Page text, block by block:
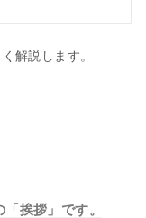
解説します。
挨拶」です。